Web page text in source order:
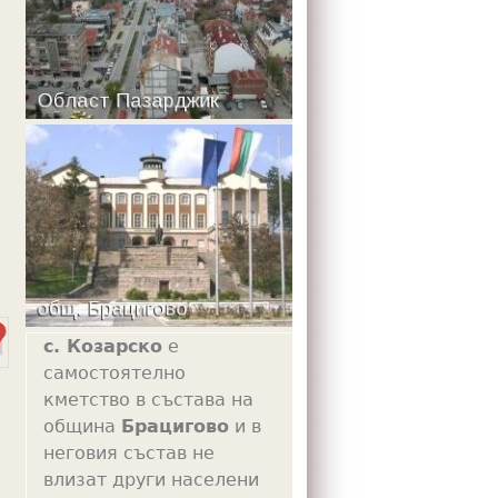
с. Козарско е
самостоятелно
кметство в състава на
община Брацигово и в
неговия състав не
влизат други населени